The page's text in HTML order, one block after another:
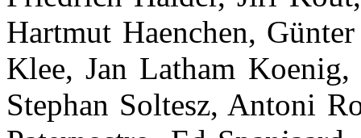
Hartmut Haenchen,
Klee, Jan Latham
Stephan Soltesz, Antoni